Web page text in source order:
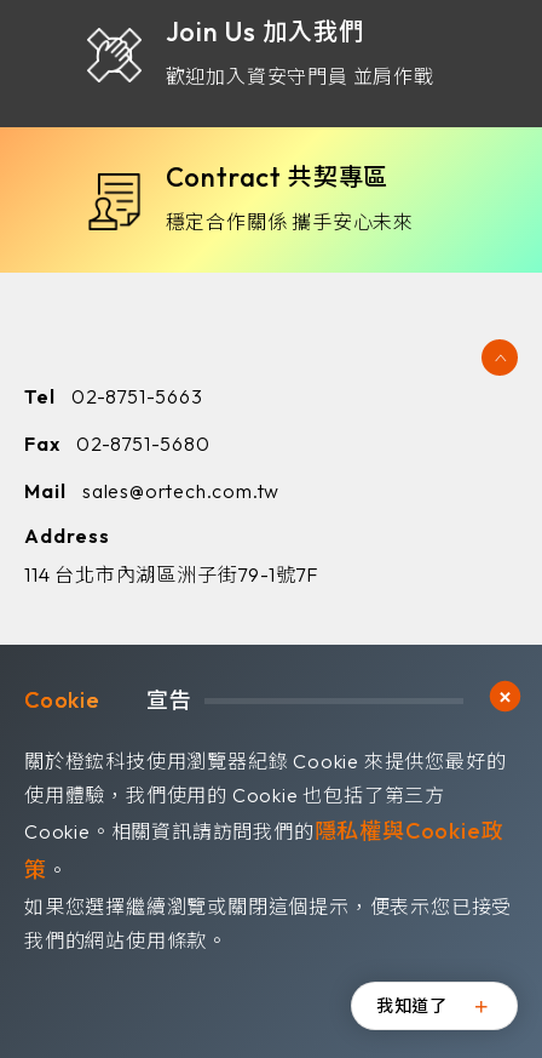
Join Us 加入我們
歡迎加入資安守門員 並肩作戰
Contract 共契專區
穩定合作關係 攜手安心未來
Tel
02-8751-5663
Fax
02-8751-5680
Mail
sales@ortech.com.tw
Address
114 台北市內湖區洲子街79-1號7F
Subscribe 訂閱電子報
宣告
關於橙鋐科技使用瀏覽器紀錄 Cookie 來提供您最好的
使用體驗，我們使用的 Cookie 也包括了第三方
Cookie。相關資訊請訪問我們的隱私權與Cookie政
策 。
如果您選擇繼續瀏覽或關閉這個提示，便表示您已接受
我們的網站使用條款。
我知道了